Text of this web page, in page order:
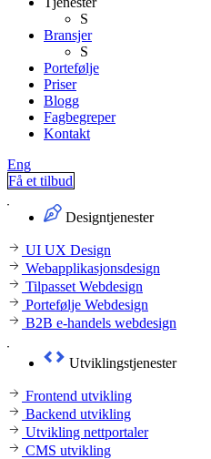
S
Bransjer
S
Portefølje
Priser
Blogg
Fagbegreper
Kontakt
Eng
Få et tilbud
Designtjenester
UI UX Design
Webapplikasjonsdesign
Tilpasset Webdesign
Portefølje Webdesign
B2B e-handels webdesign
Utviklingstjenester
Frontend utvikling
Backend utvikling
Utvikling nettportaler
CMS utvikling